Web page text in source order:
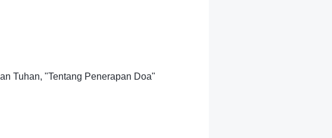
Tuhan, "Tentang Penerapan Doa"